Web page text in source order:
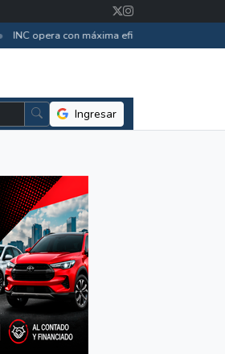
INC opera con máxima eficiencia y reservas de
Ingresar